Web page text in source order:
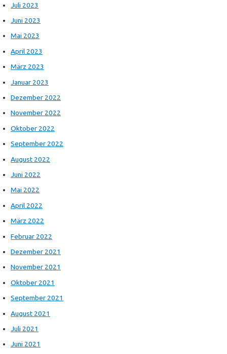
Juli 2023
Juni 2023
Mai 2023
April 2023
März 2023
Januar 2023
Dezember 2022
November 2022
Oktober 2022
September 2022
August 2022
Juni 2022
Mai 2022
April 2022
März 2022
Februar 2022
Dezember 2021
November 2021
Oktober 2021
September 2021
August 2021
Juli 2021
Juni 2021